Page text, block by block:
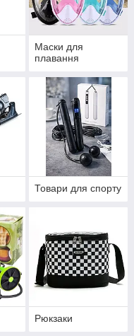
Маски для
плавання
Товари для спорту
Рюкзаки